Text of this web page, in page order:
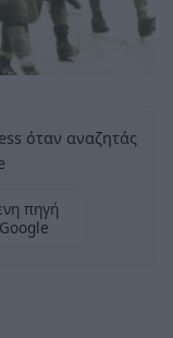
όταν αναζητάς
πηγή